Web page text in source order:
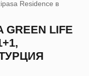
Residence в
LIFE